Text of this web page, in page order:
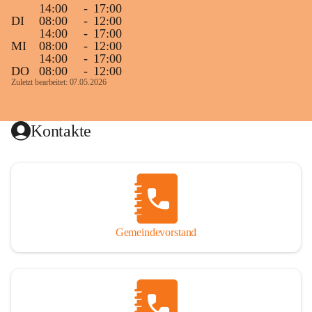
14:00
- 17:00
DI
08:00 - 12:00
14:00
- 17:00
MI
08:00 - 12:00
14:00
- 17:00
DO
08:00 - 12:00
Zuletzt bearbeitet: 07.05.2026
Kontakte
Gemeindevorstand